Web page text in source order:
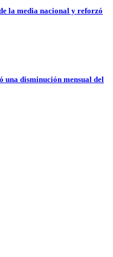
la media nacional y reforzó
una disminución mensual del